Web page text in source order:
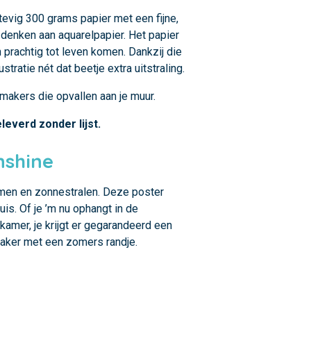
300 grams papier met een fijne,
aan aquarelpapier. Het papier
tot leven komen. Dankzij die
nét dat beetje extra uitstraling.
die opvallen aan je muur.
zonder lijst.
en zonnestralen. Deze poster
Of je ’m nu ophangt in de
je krijgt er gegarandeerd een
met een zomers randje.